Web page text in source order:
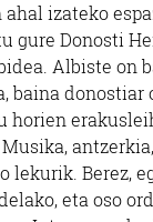
izateko
gure Donosti
Albiste on
baina
horien
lekurik. Berez,
eta oso